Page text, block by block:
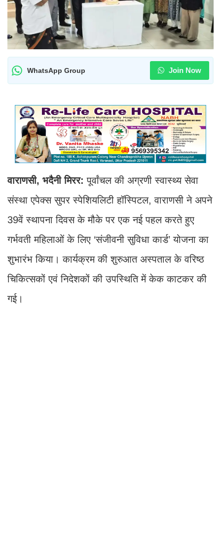
WhatsApp Group Join Now
वाराणसी, भदैनी मिरर: पूर्वांचल की अग्रणी स्वास्थ्य सेवा
संस्था एपेक्स सुपर स्पेशियलिटी हॉस्पिटल, वाराणसी ने अपने
39वें स्थापना दिवस के मौके पर एक नई पहल करते हुए
गर्भवती महिलाओं के लिए ‘संजीवनी सुविधा कार्ड’ योजना का
शुभारंभ किया। कार्यक्रम की शुरुआत अस्पताल के वरिष्ठ
चिकित्सकों एवं निदेशकों की उपस्थिति में केक काटकर की
गई।